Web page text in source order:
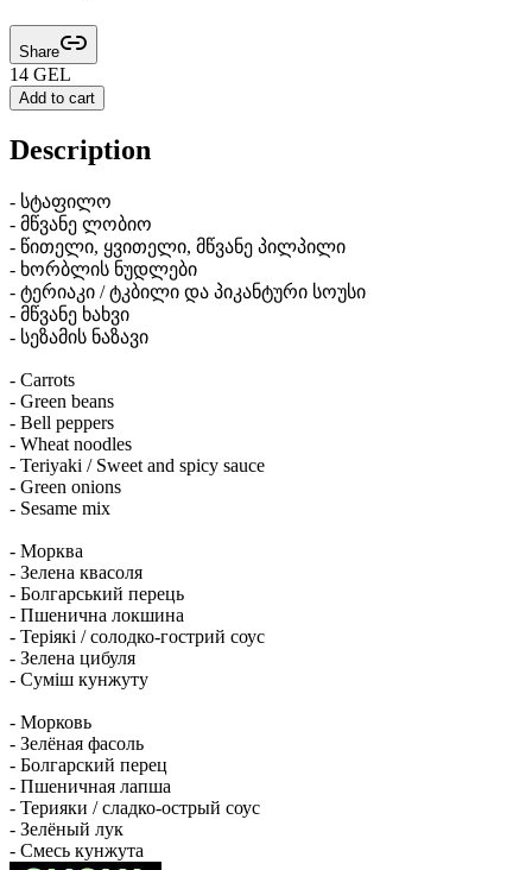
Share
14 GEL
Add to cart
Description
- სტაფილო
- მწვანე ლობიო
- წითელი, ყვითელი, მწვანე პილპილი
- ხორბლის ნუდლები
- ტერიაკი / ტკბილი და პიკანტური სოუსი
- მწვანე ხახვი
- სეზამის ნაზავი
- Carrots
- Green beans
- Bell peppers
- Wheat noodles
- Teriyaki / Sweet and spicy sauce
- Green onions
- Sesame mix
- Морква
- Зелена квасоля
- Болгарський перець
- Пшенична локшина
- Теріякі / солодко-гострий соус
- Зелена цибуля
- Суміш кунжуту
- Морковь
- Зелёная фасоль
- Болгарский перец
- Пшеничная лапша
- Терияки / сладко-острый соус
- Зелёный лук
- Смесь кунжута